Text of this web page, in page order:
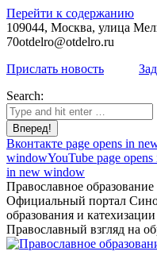
Перейти к содержанию
109044, Москва, улица
70otdelro@otdelro.ru
Прислать новость
Search:
Вконтакте page opens in
windowYouTube page
in new window
Православное образование
Официальный портал
образования и
Православный взгляд на